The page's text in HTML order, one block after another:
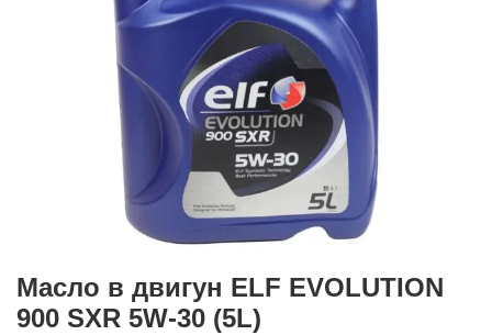
Масло в двигун ELF EVOLUTION
900 SXR 5W-30 (5L)